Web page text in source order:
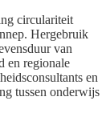
circulariteit
Hergebruik
van
en regionale
en
tussen onderwijs